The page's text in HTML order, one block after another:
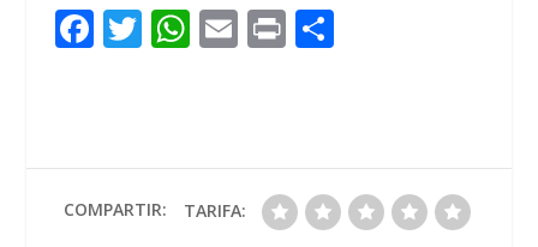
F
o
o
T W
A
p
E Pr
ar
ti
COMPARTIR: TARIFA: